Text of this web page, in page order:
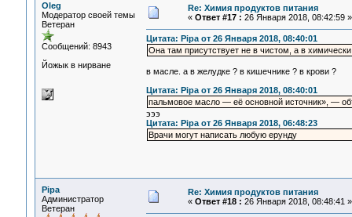
Oleg
Модератор своей темы
Ветеран
Сообщений: 8943
Йожык в нирване
Re: Химия продуктов питания
« Ответ #17 : 26 Января 2018, 08:42:59 »
Цитата: Pipa от 26 Января 2018, 08:40:01
Она там присутствует не в чистом, а в
в масле. а в желудке ? в кишечнике ? в крови ?
Цитата: Pipa от 26 Января 2018, 08:40:01
пальмовое масло — её основной источник», —
эээ
Цитата: Pipa от 26 Января 2018, 06:48:23
Врачи могут написать любую ерунду
Pipa
Администратор
Ветеран
Re: Химия продуктов питания
« Ответ #18 : 26 Января 2018, 08:48:41 »